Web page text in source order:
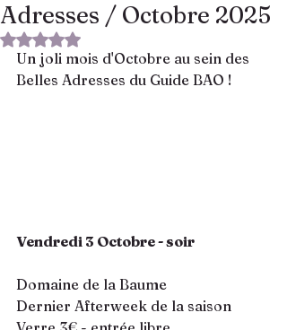
Adresses / Octobre 2025
Noté NaN étoiles sur 5.
Un joli mois d'Octobre au sein des
Belles Adresses du Guide BAO !
Vendredi 3 Octobre - soir
Domaine de la Baume
Dernier Afterweek de la saison